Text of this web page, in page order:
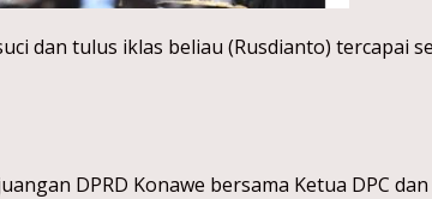
dan tulus iklas beliau (Rusdianto) tercapai
DPRD Konawe bersama Ketua DPC